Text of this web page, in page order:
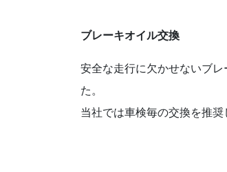
ブレーキオイル交換
安全な走行に欠かせないブ
た。
当社では車検毎の交換を推奨